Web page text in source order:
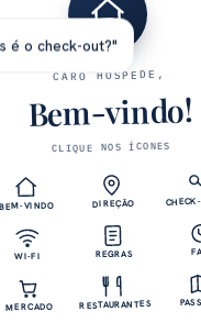
é o check-out?"
CARO HÓSPEDE,
Bem-vindo!
CLIQUE NOS ÍCONES
BEM-VINDO DIREÇÃO
WI-FI REGRAS
MERCADO RESTAURANTES